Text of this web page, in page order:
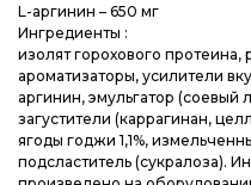
L-аргинин – 650 мг
Ингредиенты :
изолят горохового
ароматизаторы, усилители
аргинин, эмульгатор (соевый
загустители (каррагинан,
ягоды годжи 1,1%,
подсластитель (сукралоза).